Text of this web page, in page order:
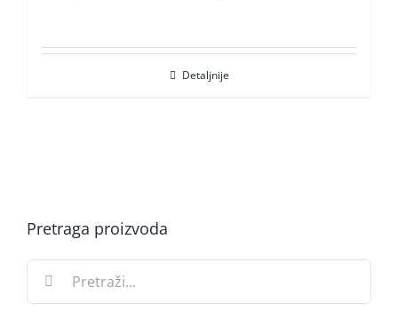
Detaljnije
Pretraga proizvoda
for: